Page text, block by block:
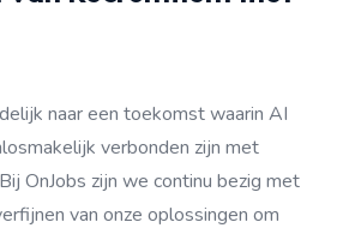
naar een toekomst waarin AI
verbonden zijn met
OnJobs zijn we continu bezig met
van onze oplossingen om